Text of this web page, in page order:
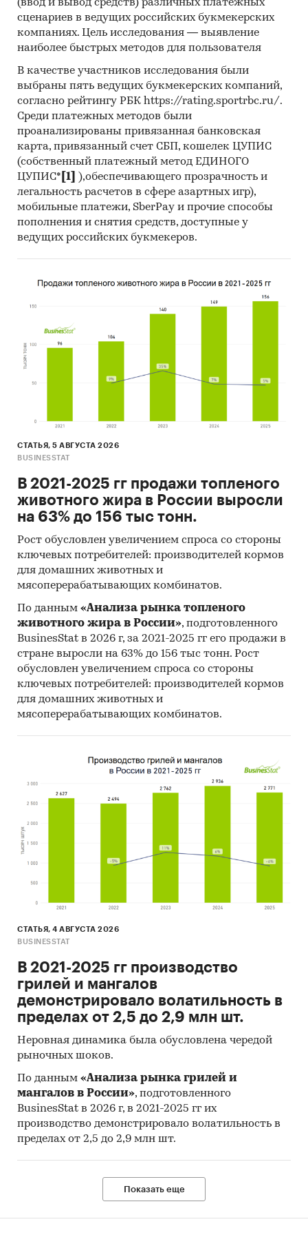
ФГБУ ИАЦ СУДЕБНОГО ДЕПАРТАМЕНТА, ГУП
`МОСКОВСКИЙ МЕТРОПОЛИТЕН`, АО `ДРСК`,
ООО `ГАЗПРОМ ДОБЫЧА ЯМБУРГ`, ООО
ГУП ТРК `БАШКОРТОСТАН` РБ, АО `ОЭК`, ФГБУЗ
КБ № 85 ФМБА РОССИИ и прочие
- Крупнейшим российским госзаказчиком
электрических аккумуляторов в 2020 году в
стоимостном выражении стала компания ОАО
`РЖД` (820,2 млн.руб.). Также лидирующие
позиции в структуре госзакупок занимали ПАО
СБЕРБАНК, АО `КОНЦЕРН РОСЭНЕРГОАТОМ`,
ПАО `РОСТЕЛЕКОМ`.
- При мониторинге цен заказчиков из ТОП-50
было выявлено, что минимальное ценовое
предложение за одну условную единицу в 2020
максимальное - ГУП `МЦМС` (14,2 млн.руб/шт).
5. ПОСТАВЩИКИ ЭЛЕКТРИЧЕСКИХ
АККУМУЛЯТОРОВ
Рейтинги поставщиков электрических
аккумуляторов по объему и количеству
Сравнительные характеристики исполнителей
организации, средняя предоплата в %, средняя
длительность контракта в днях.
- В разделе `Рейтинг поставщиков`
рассмотрены компании:
ООО`РАБЛИКС`, ООО `ТК `ГЛАВСНАБЭЛЕМЕНТ`,
ООО `ПРОМЕТЕЙ`, ООО `РЕГИОНТОРГ`, ООО `СК
ГЕДЕОН`, ООО `АККУМУЛЯТОРНЫЕ
ТЕХНОЛОГИИ`, РУДЕНКО ГРИГОРИЙ
АНДРЕЙ МИХАЙЛОВИЧ, ООО КЛЕВЕР, ООО
`ХОЛОДОВАЯ ЦЕПЬ`, ООО `НЭТИЗ`,
ПОЖИЛЕНКОВ ОЛЕГ ЛЕОНИДОВИЧ, ООО
`ПРОМСНАБ`, ООО `АС-СЕРВИС`, ООО
`СПЕЦЭНЕРГОКОМ`, ООО `СЭТ-УРАЛ`, ООО
`ЩИТ`, ООО `СМАРТ БЭТТЕРИЗ`, ООО
`ИНТЕРТРЕЙД` и прочие
стоимостном выражении стали ООО
`ФИНПРОМАТОМ`, ООО `КИТ` и ООО НПП
`БАУМ`. Объемы закупок этих поставщиков
- Максимальное ценовое предложение от
поставщиков госзакупок электрических
аккумуляторов в рублевом выражении
зафиксировано у ООО `ФИНПРОМАТОМ`, при
составила 6,9 млн.руб/шт.
6. ИСТОЧНИКИ ФИНАНСИРОВАНИЯ
внебюджетных средств, городские,
республиканские, областные, федеральные
бюджеты и прочие.
Анализ объемов закупки по способам закупок:
электронные аукционы, запросы котировок,
закупки у единственного поставщика и прочие.
Категории: Россия
Электрические аккумуляторы
(ввод и вывод средств) различных платежных
сценариев в ведущих российских букмекерских
компаниях. Цель исследования — выявление
наиболее быстрых методов для пользователя
В качестве участников исследования были
выбраны пять ведущих букмекерских компаний,
согласно рейтингу РБК https://rating.sportrbc.ru/.
Среди платежных методов были
проанализированы привязанная банковская
карта, привязанный счет СБП, кошелек ЦУПИС
(собственный платежный метод ЕДИНОГО
ЦУПИС* [1]
),обеспечивающего прозрачность и
легальность расчетов в сфере азартных игр),
мобильные платежи, SberPay и прочие способы
пополнения и снятия средств, доступные у
ведущих российских букмекеров.
СТАТЬЯ, 5 АВГУСТА 2026
BUSINESSTAT
В 2021-2025 гг продажи топленого
животного жира в России выросли
на 63% до 156 тыс тонн.
Рост обусловлен увеличением спроса со стороны
ключевых потребителей: производителей кормов
для домашних животных и
мясоперерабатывающих комбинатов.
По данным «Анализа рынка топленого
животного жира в России», подготовленного
BusinesStat в 2026 г, за 2021-2025 гг его продажи в
стране выросли на 63% до 156 тыс тонн. Рост
обусловлен увеличением спроса со стороны
ключевых потребителей: производителей кормов
для домашних животных и
мясоперерабатывающих комбинатов.
СТАТЬЯ, 4 АВГУСТА 2026
BUSINESSTAT
В 2021-2025 гг производство
грилей и мангалов
демонстрировало волатильность в
пределах от 2,5 до 2,9 млн шт.
Неровная динамика была обусловлена чередой
рыночных шоков.
По данным «Анализа рынка грилей и
мангалов в России», подготовленного
BusinesStat в 2026 г, в 2021-2025 гг их
производство демонстрировало волатильность в
пределах от 2,5 до 2,9 млн шт.
Показать еще